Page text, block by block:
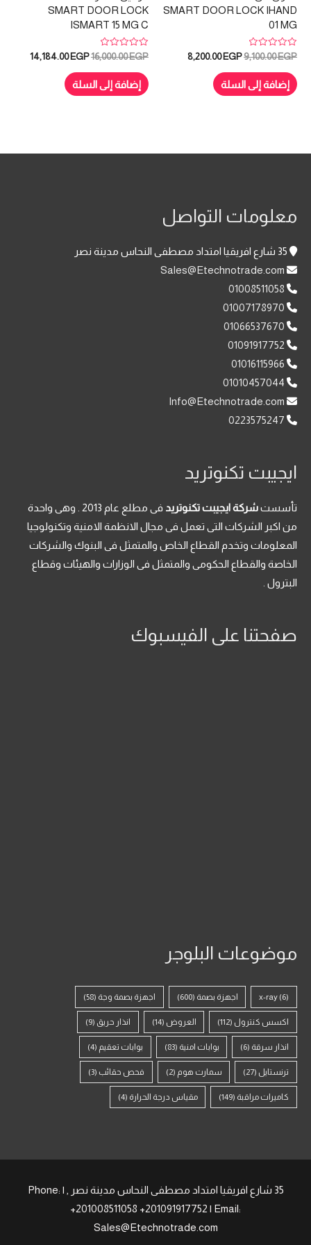
SMART DOOR LOCK IHAND
01 MG
تم
من
5
9,100.00EGP
السعر
هو:
9,100.00 EGP.
8,200.00 EGP
إضافة إلى السلة
SMART DOOR LOCK
ISMART 15 MG C
تم
من
5
16,000.00EGP
السعر
هو:
16,000.00 EGP.
14,184.00 EGP
السعر
إضافة إلى السلة
معلومات التواصل
01008511058
01007178970
01066537670
01091917752
01016115966
01010457044
0223575247
ايجيبت تكنوتريد
تأسستشركة ايجيبت تكنوتريد
فى مطلع عام 2013 . وهى واحدة
من اكبر الشركات التى تعمل فى مجال الانظمة الامنية وتكنولوجيا
المعلومات وتخدم القطاع الخاص والمتمثل فى البنوك والشركات
الخاصة والقطاع الحكومى والمتمثل فى الوزارات والهيئات وقطاع
البترول .
صفحتنا على الفيسبوك
موضوعات البلوجر
x-ray (6) اجهزة بصمة (600) اجهزة بصمة وجة (58)
اكسس كنترول (112) العروض (14) انذار حريق (9)
انذار سرقة (6) بوابات امنية (83) بوابات تعقيم (4)
ترنستايل (27) سمارت هوم (2) فحص حقائب (3)
كاميرات مراقبة (149) مقياس درجة الحرارة (4)
35 شارع افريقيا امتداد مصطفى النحاس مدينة نصر , | Phone:
+201008511058 +201091917752 | Email:
Sales@Etechnotrade.com